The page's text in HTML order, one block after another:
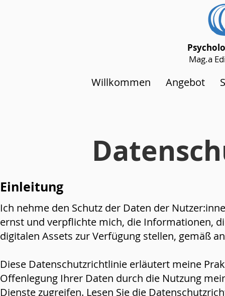
Mag.a
Willkommen Angebot
Einleitung
Ich nehme den Schutz der Daten der
ernst und verpflichte mich, die Informationen,
digitalen Assets zur Verfügung stellen, gemäß
Diese Datenschutzrichtlinie erläutert meine
Offenlegung Ihrer Daten durch die Nutzung
Dienste zugreifen. Lesen Sie die